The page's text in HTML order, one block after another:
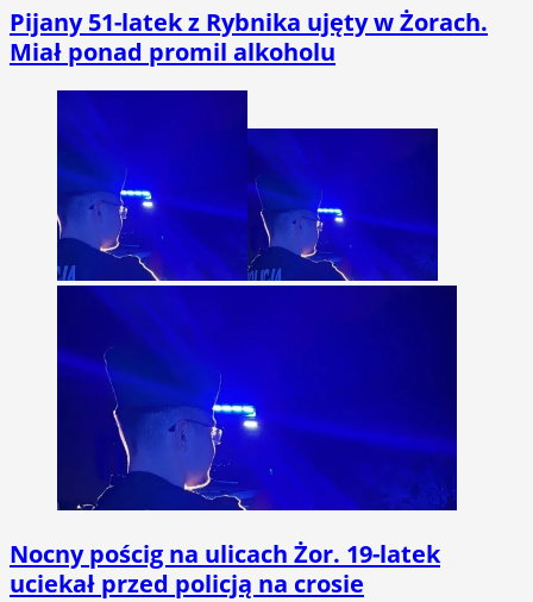
Pijany 51-latek z Rybnika ujęty w Żorach.
Miał ponad promil alkoholu
Nocny pościg na ulicach Żor. 19-latek
uciekał przed policją na crosie